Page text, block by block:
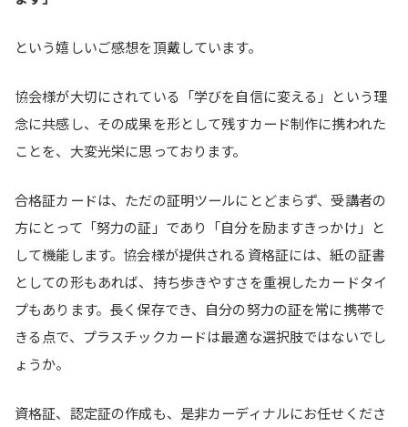
という嬉しいご感想を頂戴しています。
協会様が大切にされている「学びを自信に変える」という理
念に共感し、その成果を形として残すカード制作に携われた
ことを、大変光栄に思っております。
合格証カードは、ただの証明ツールにとどまらず、受講者の
方にとって「努力の証」であり「自分を励ますきっかけ」と
して機能します。協会様が提供される資格証には、紙の証書
としての形もあれば、持ち歩きやすさを重視したカードタイ
プもあります。長く保存でき、自分の努力の証を常に携帯で
きる点で、プラスチックカードは最適な選択肢ではないでし
ょうか。
資格証、認定証の作成も、是非カーディナルにお任せくださ